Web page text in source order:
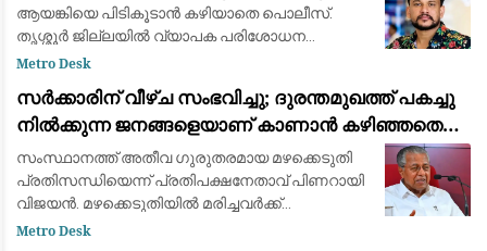
ആയങ്കിയെ പിടികൂടാൻ കഴിയാതെ പൊലീസ്.
തൃശ്ശൂർ ജില്ലയിൽ വ്യാപക പരിശോധന
തുടരുന്നതിനിടെ, മലപ്പുറത്ത് അർജുന് ഒളിവിൽ
ചെയ്തു. മു
Metro Desk
സർക്കാരിന് വീഴ്ച സംഭവിച്ചു; ദുരന്തമുഖത്ത് പകച്ചു
നിൽക്കുന്ന ജനങ്ങളെയാണ് കാണാൻ കഴിഞ്ഞതെന്ന്
പിണറായി വിജയൻ
സംസ്ഥാനത്ത് അതീവ ഗുരുതരമായ മഴക്കെടുതി
പ്രതിസന്ധിയെന്ന് പ്രതിപക്ഷനേതാവ് പിണറായി
വിജയൻ. മഴക്കെടുതിയിൽ മരിച്ചവർക്ക്
ആദരാഞ്ജലികൾ. ദുരന്തമുഖത്ത് പകച്ചു
Metro Desk